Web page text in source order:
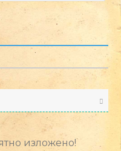
изложено!